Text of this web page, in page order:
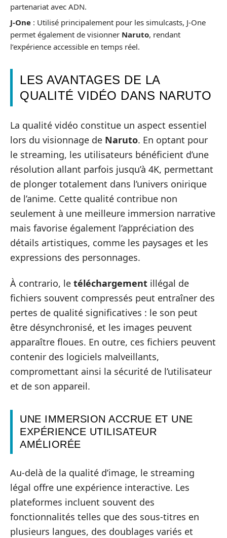
partenariat avec ADN.
J-One : Utilisé principalement pour les simulcasts, J-One
permet également de visionner Naruto, rendant
l’expérience accessible en temps réel.
LES AVANTAGES DE LA
QUALITÉ VIDÉO DANS NARUTO
La qualité vidéo constitue un aspect essentiel
lors du visionnage de Naruto. En optant pour
le streaming, les utilisateurs bénéficient d’une
résolution allant parfois jusqu’à 4K, permettant
de plonger totalement dans l’univers onirique
de l’anime. Cette qualité contribue non
seulement à une meilleure immersion narrative
mais favorise également l’appréciation des
détails artistiques, comme les paysages et les
expressions des personnages.
À contrario, le téléchargement illégal de
fichiers souvent compressés peut entraîner des
pertes de qualité significatives : le son peut
être désynchronisé, et les images peuvent
apparaître floues. En outre, ces fichiers peuvent
contenir des logiciels malveillants,
compromettant ainsi la sécurité de l’utilisateur
et de son appareil.
UNE IMMERSION ACCRUE ET UNE
EXPÉRIENCE UTILISATEUR
AMÉLIORÉE
Au-delà de la qualité d’image, le streaming
légal offre une expérience interactive. Les
plateformes incluent souvent des
fonctionnalités telles que des sous-titres en
plusieurs langues, des doublages variés et